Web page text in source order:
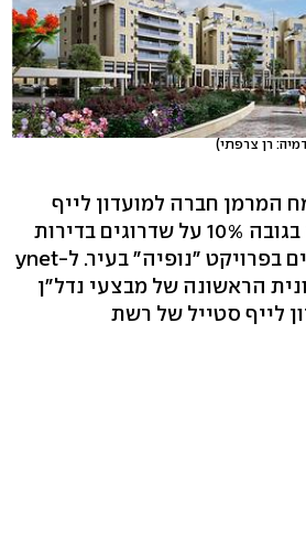
רן צרפתי)
המרמן חברה למועדון לייף
סטייל ותעניק הנחה בגובה 10% על שדרוגים בדירות
לרוכשים פוטנציאליים בפרויקט "נופיה" בעיר. ל-ynet
הראשונה של מבצעי נדל"ן
לייף סטייל של רשת